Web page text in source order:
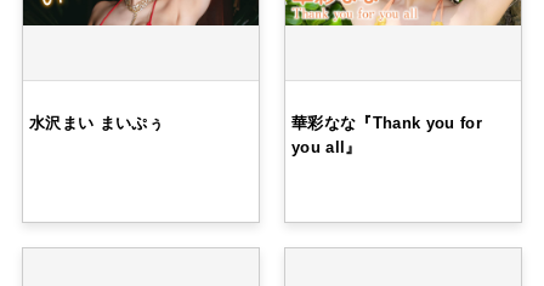
水沢まい まいぷぅ
華彩なな『Thank you for
you all』